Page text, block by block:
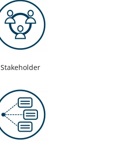
Stakeholder